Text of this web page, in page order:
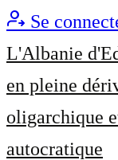
Se
L'Albanie
en pleine
oligarchique
autocratique